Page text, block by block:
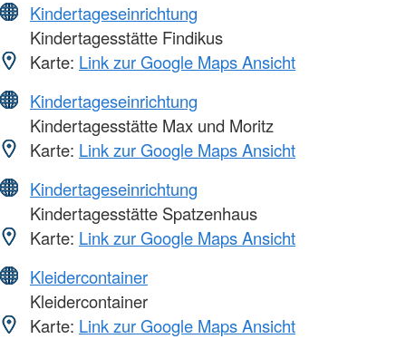
Kindertageseinrichtung
Kindertagesstätte Findikus
Karte: Link zur Google Maps Ansicht
Kindertageseinrichtung
Kindertagesstätte Max und Moritz
Karte: Link zur Google Maps Ansicht
Kindertageseinrichtung
Kindertagesstätte Spatzenhaus
Karte: Link zur Google Maps Ansicht
Kleidercontainer
Kleidercontainer
Karte: Link zur Google Maps Ansicht